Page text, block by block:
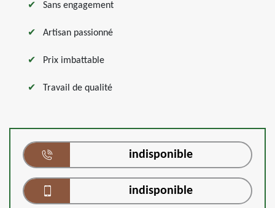
Sans engagement
Artisan passionné
Prix imbattable
Travail de qualité
indisponible
indisponible